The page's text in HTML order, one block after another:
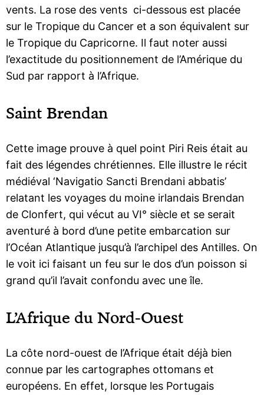
vents. La rose des vents ci-dessous est placée
sur le Tropique du Cancer et a son équivalent sur
le Tropique du Capricorne. Il faut noter aussi
l’exactitude du positionnement de l’Amérique du
Sud par rapport à l’Afrique.
Saint Brendan
Cette image prouve à quel point Piri Reis était au
fait des légendes chrétiennes. Elle illustre le récit
médiéval ‘Navigatio Sancti Brendani abbatis’
relatant les voyages du moine irlandais Brendan
de Clonfert, qui vécut au VI° siècle et se serait
aventuré à bord d’une petite embarcation sur
l’Océan Atlantique jusqu’à l’archipel des Antilles. On
le voit ici faisant un feu sur le dos d’un poisson si
grand qu’il l’avait confondu avec une île.
L’Afrique du Nord-Ouest
La côte nord-ouest de l’Afrique était déjà bien
connue par les cartographes ottomans et
européens. En effet, lorsque les Portugais